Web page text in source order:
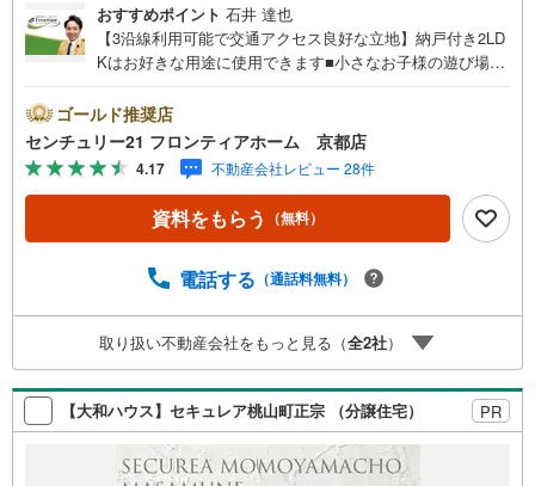
おすすめポイント 石井 達也
【3沿線利用可能で交通アクセス良好な立地】納戸付き2LD
Kはお好きな用途に使用できます■小さなお子様の遊び場に
なりますね！■南東向きバルコニーは2ヶ所あるのでお洗濯
物が多くても困りません 特徴・小学校徒歩約8分でお子様
の通学も安心な距離・対面式キッチンで家族とコミュニケ
ーションを取りながら家事ができます・浴室暖房換気乾燥
機付きで雨の日でもお洗濯物を乾かせます・各居室収納で
荷物が多くても整理整頓が可能・ファミリーマート徒歩約4
です・トイレは2ヶ所設置なので家族が多くても快適に使用
で徒歩約16分 弊社が選ばれる理由 1.お金の扱い方のプロ、
ファイナンシャルプランナーが資金計画をサポート！2.買
い替えなどにも対応できる売却専門チームあり！3.たくさ
んの銀行と繋がりがあるため、最も低金利になるように審
査が可能！お気軽にお問合せください！
ゴールド推奨店
センチュリー21 フロンティアホーム 京都店
4.17 不動産会社レビュー 28件
資料をもらう （無料）
電話する （通話料無料）
取り扱い不動産会社をもっと見る（全2社）
【大和ハウス】セキュレア桃山町正宗 （分譲住宅） PR